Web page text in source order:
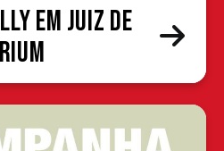
em Juiz de